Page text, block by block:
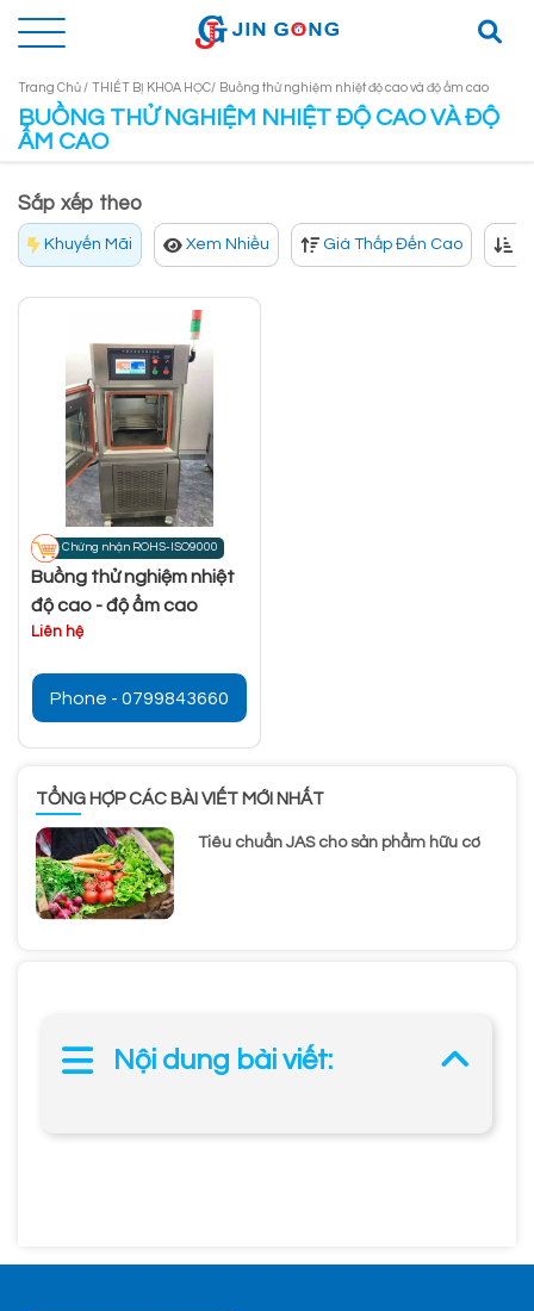
Trang Chủ / THIẾT BỊ KHOA HỌC/ Buồng thử nghiệm nhiệt độ cao và độ ẩm cao
BUỒNG THỬ NGHIỆM NHIỆT ĐỘ CAO VÀ ĐỘ
ẨM CAO
Sắp xếp theo
Khuyến Mãi Xem Nhiều Giá Thấp Đến Cao
Chứng nhận ROHS-ISO9000
Buồng thử nghiệm nhiệt
độ cao - độ ẩm cao
Liên hệ
Phone - 0799843660
Nội dung bài viết:
TỔNG HỢP CÁC BÀI VIẾT MỚI NHẤT
Tiêu chuẩn JAS cho sản phẩm hữu cơ